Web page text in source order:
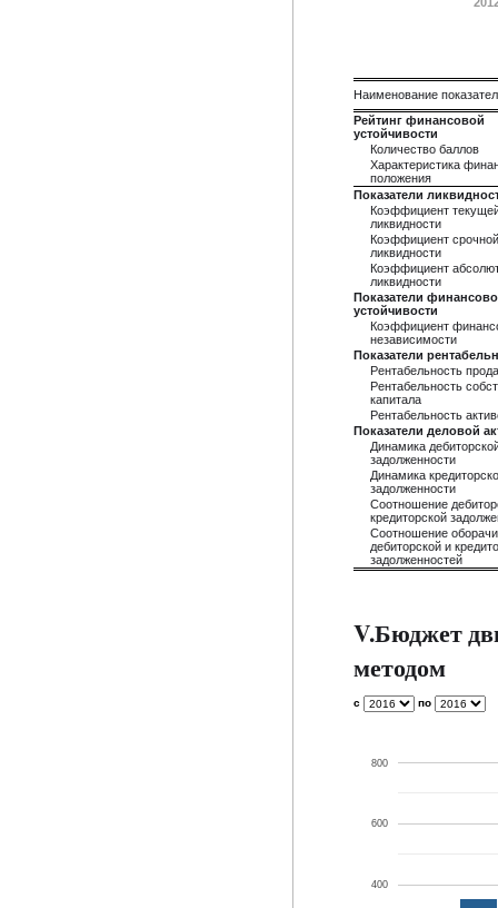
Наименование
Рейтинг финансовой
устойчивости
Количество баллов
Характеристика
положения
Показатели
Коэффициент
ликвидности
Коэффициент срочной
ликвидности
Коэффициент
ликвидности
Показатели
устойчивости
Коэффициент
независимости
Показатели
Рентабельность
Рентабельность
капитала
Рентабельность
Показатели деловой
Динамика
задолженности
Динамика
задолженности
Соотношение
кредиторской
Соотношение
дебиторской и
задолженностей
V.Бюджет
методом
с по
400
600
800